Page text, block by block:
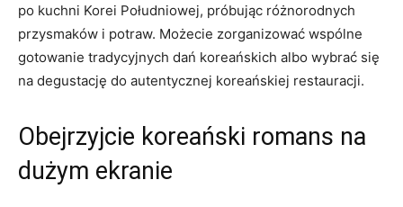
po ⁣kuchni Korei Południowej, próbując różnorodnych
przysmaków i potraw. Możecie zorganizować wspólne
gotowanie​ tradycyjnych dań koreańskich‌ albo wybrać się
na degustację do autentycznej koreańskiej restauracji.
Obejrzyjcie koreański romans na
dużym ekranie